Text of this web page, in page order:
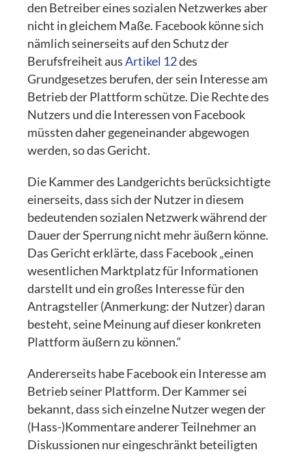
den Betreiber eines sozialen Netzwerkes aber
nicht in gleichem Maße. Facebook könne sich
nämlich seinerseits auf den Schutz der
Berufsfreiheit ausArtikel 12des
Grundgesetzes berufen, der sein Interesse am
Betrieb der Plattform schütze. Die Rechte des
Nutzers und die Interessen von Facebook
müssten daher gegeneinander abgewogen
werden, so das Gericht.
Die Kammer des Landgerichts berücksichtigte
einerseits, dass sich der Nutzer in diesem
bedeutenden sozialen Netzwerk während der
Dauer der Sperrung nicht mehr äußern könne.
Das Gericht erklärte, dass Facebook „einen
wesentlichen Marktplatz für Informationen
darstellt und ein großes Interesse für den
Antragsteller (Anmerkung: der Nutzer) daran
besteht, seine Meinung auf dieser konkreten
Plattform äußern zu können.“
Andererseits habe Facebook ein Interesse am
Betrieb seiner Plattform. Der Kammer sei
bekannt, dass sich einzelne Nutzer wegen der
(Hass-)Kommentare anderer Teilnehmer an
Diskussionen nur eingeschränkt beteiligten